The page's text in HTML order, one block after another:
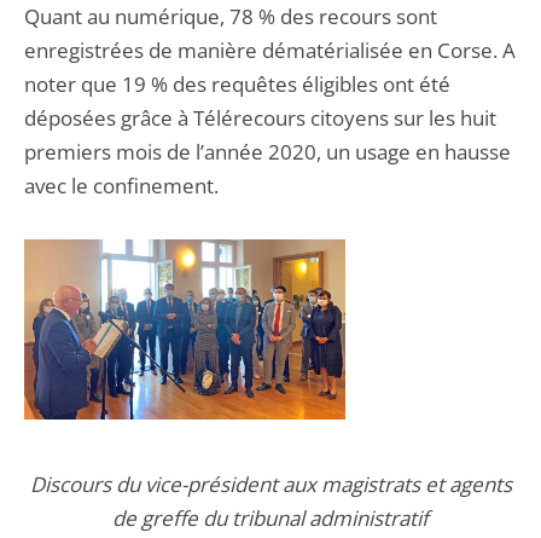
Quant au numérique, 78 % des recours sont
enregistrées de manière dématérialisée en Corse. A
noter que 19 % des requêtes éligibles ont été
déposées grâce à Télérecours citoyens sur les huit
premiers mois de l’année 2020, un usage en hausse
avec le confinement.
Discours du vice-président aux magistrats et agents
de greffe du tribunal administratif